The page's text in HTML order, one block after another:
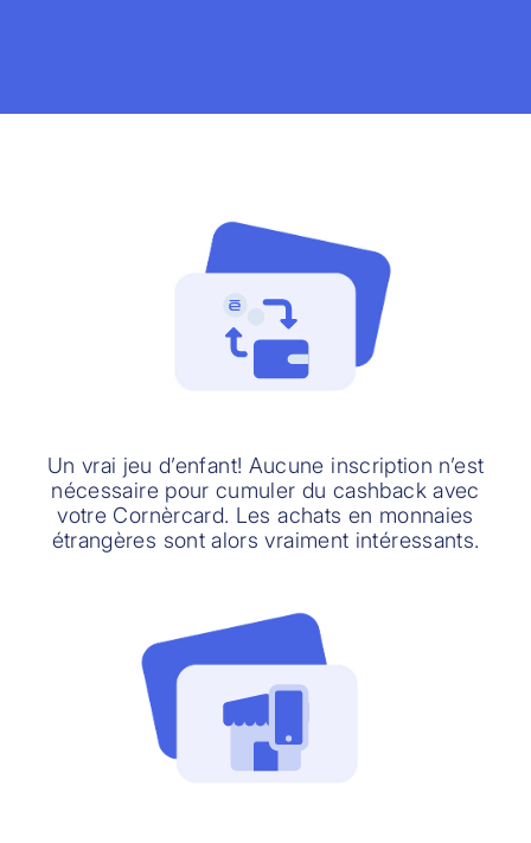
Un vrai jeu d’enfant! Aucune inscription n’est
nécessaire pour cumuler du cashback avec
votre Cornèrcard. Les achats en monnaies
étrangères sont alors vraiment intéressants.